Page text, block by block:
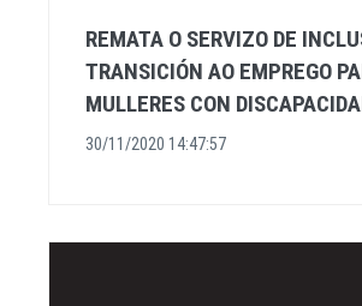
REMATA O SERVIZO DE
TRANSICIÓN AO EMPREGO
MULLERES CON
30/11/2020 14:47:57